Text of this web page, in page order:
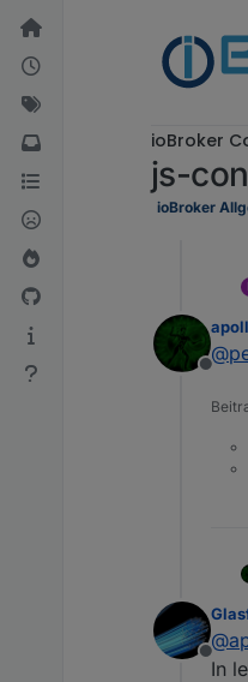
Weiter zum Inhalt
ioBroker
js-
ioBroker
@
@
In